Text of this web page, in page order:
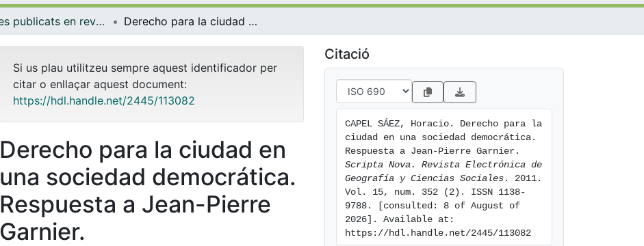
Articles publicats en revistes (Geografia) Derecho para la ciudad en una sociedad democrática. Respuesta a Jean-Pierre Garnier.
Si us plau utilitzeu sempre aquest identificador per
citar o enllaçar aquest document:
https://hdl.handle.net/2445/113082
Derecho para la ciudad en
una sociedad democrática.
Respuesta a Jean-Pierre
Garnier.
Citació
CAPEL SÁEZ, Horacio. Derecho para la
ciudad en una sociedad democrática.
Scripta Nova. Revista Electrónica de
Geografía y Ciencias Sociales . 2011.
Vol. 15, num. 352 (2). ISSN 1138-
9788. [consulted: 8 of August of
2026]. Available at:
https://hdl.handle.net/2445/113082